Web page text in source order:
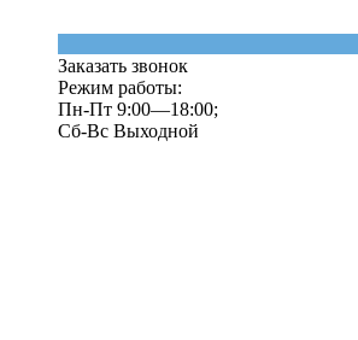
Заказать звонок
Режим работы:
Пн-Пт 9:00—18:00;
Сб-Вс Выходной